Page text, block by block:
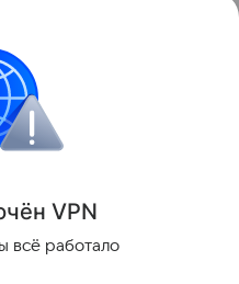
ён VPN
всё работало